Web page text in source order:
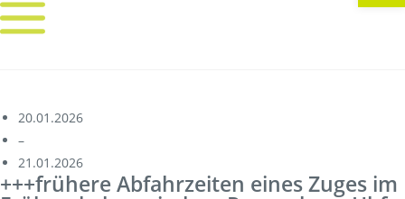
Verbindungen
Tickets
Freizeit
Service
Unternehmen
20.01.2026
–
21.01.2026
+++frühere Abfahrzeiten eines Zuges im